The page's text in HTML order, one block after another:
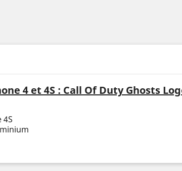
4 et 4S : Call Of Duty Ghosts